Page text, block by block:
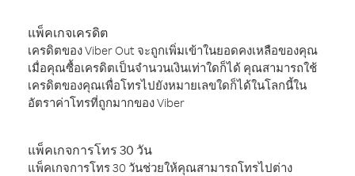
แพ็คเกจเครดิต
เครดิตของ Viber Out จะถูกเพิ่มเข้าในยอดคงเหลือของคุณ
เมื่อคุณซื้อเครดิตเป็นจำนวนเงินเท่าใดก็ได้ คุณสามารถใช้
เครดิตของคุณเพื่อโทรไปยังหมายเลขใดก็ได้ในโลกนี้ใน
อัตราค่าโทรที่ถูกมากของ Viber
แพ็คเกจการโทร 30 วัน
แพ็คเกจการโทร 30 วันช่วยให้คุณสามารถโทรไปต่าง